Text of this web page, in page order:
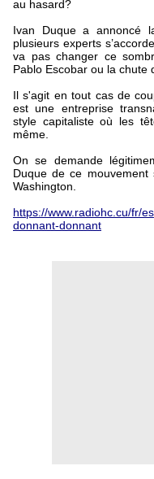
au hasard?
Ivan Duque a annoncé
plusieurs experts
va pas changer ce
Pablo Escobar ou la chute
Il s'agit en tout cas de
est une entreprise
style capitaliste où les
même.
On se demande
Duque de ce mouvement
Washington.
https://www.radiohc.cu/fr/
donnant-donnant